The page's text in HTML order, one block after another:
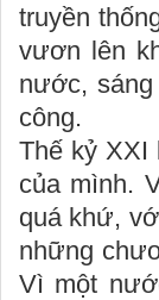
truyền
vươn lên
nước,
công.
Thế kỷ XXI
của mình.
quá khứ,
những
Vì một